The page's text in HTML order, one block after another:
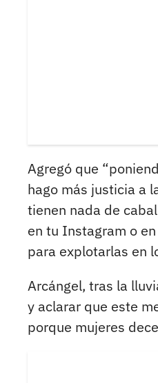
Agregó que
hago más justicia a
tienen nada de
en tu Instagram o
para explotarlas en
Arcángel, tras la
y aclarar que este
porque mujeres